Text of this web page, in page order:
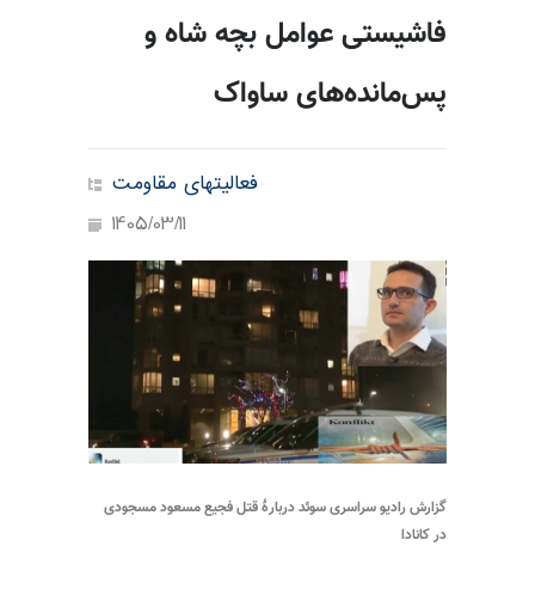
فاشیستی عوامل بچه شاه و
پس‌مانده‌های ساواک
فعالیتهای مقاومت
1405/03/11
گزارش رادیو سراسری سوئد دربارهٔ قتل فجیع مسعود مسجودی
در کانادا